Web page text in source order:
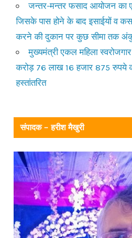
जन्तर-मन्तर फसाद आयोजन का
जिसके पास होने के बाद इसाईयों व
करने की दुकान पर कुछ सीमा तक
मुख्यमंत्री एकल महिला
करोड़ 76 लाख 16 हजार 875 रुपये
हस्तांतरित
संपादक – हरीश मैखुरी